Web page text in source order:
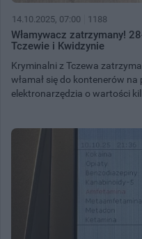
14.10.2025, 07:00 1188
Włamywacz zatrzymany!
Tczewie i Kwidzynie
Kryminalni z Tczewa
włamał się do kontenerów
elektronarzędzia o wartości